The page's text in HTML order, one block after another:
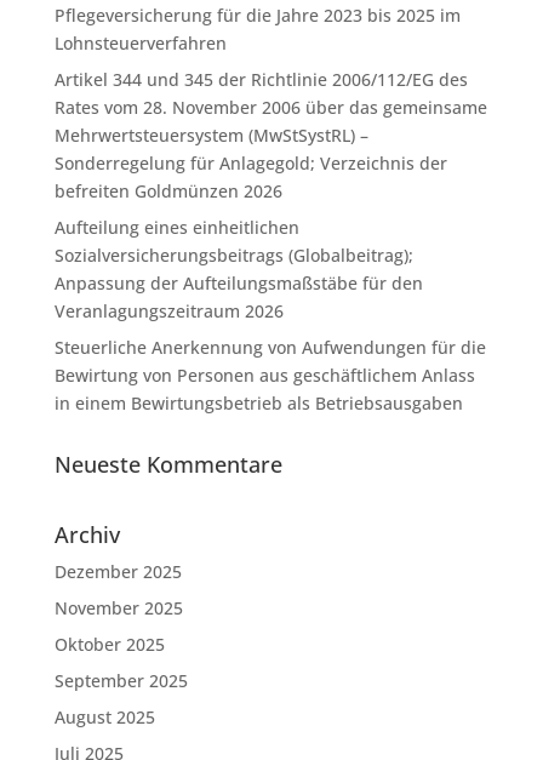
Pflegeversicherung für die Jahre 2023 bis 2025 im
Lohnsteuerverfahren
Artikel 344 und 345 der Richtlinie 2006/112/EG des
Rates vom 28. November 2006 über das gemeinsame
Mehrwertsteuersystem (MwStSystRL) –
Sonderregelung für Anlagegold; Verzeichnis der
befreiten Goldmünzen 2026
Aufteilung eines einheitlichen
Sozialversicherungsbeitrags (Globalbeitrag);
Anpassung der Aufteilungsmaßstäbe für den
Veranlagungszeitraum 2026
Steuerliche Anerkennung von Aufwendungen für die
Bewirtung von Personen aus geschäftlichem Anlass
in einem Bewirtungsbetrieb als Betriebsausgaben
Neueste Kommentare
Archiv
Dezember 2025
November 2025
Oktober 2025
September 2025
August 2025
Juli 2025